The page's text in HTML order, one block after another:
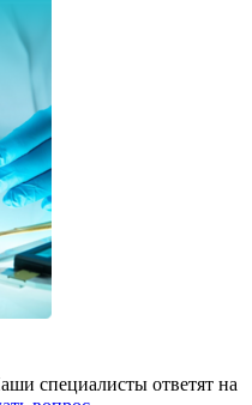
специалисты ответят на